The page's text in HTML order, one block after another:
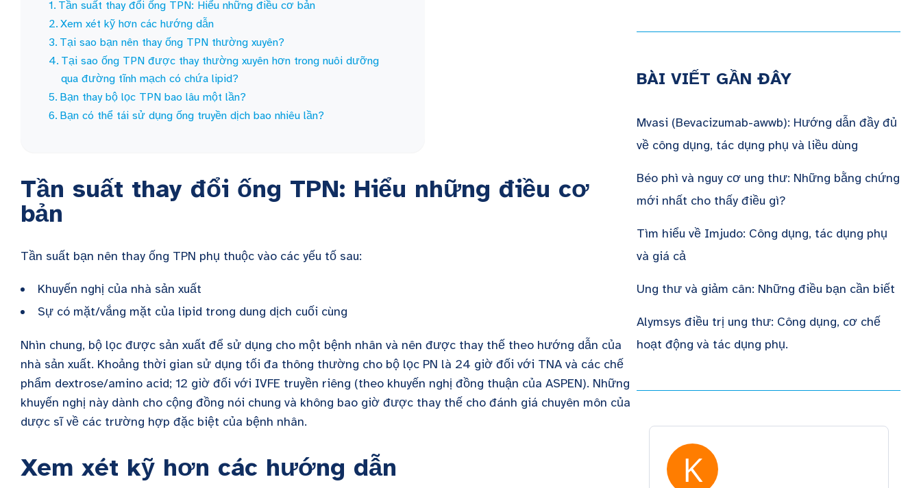
Tần suất thay đổi ống TPN: Hiểu những điều cơ bản
Xem xét kỹ hơn các hướng dẫn
Tại sao bạn nên thay ống TPN thường xuyên?
Tại sao ống TPN được thay thường xuyên hơn trong nuôi dưỡng
qua đường tĩnh mạch có chứa lipid?
Bạn thay bộ lọc TPN bao lâu một lần?
Bạn có thể tái sử dụng ống truyền dịch bao nhiêu lần?
Tần suất thay đổi ống TPN: Hiểu những điều cơ
bản
Tần suất bạn nên thay ống TPN phụ thuộc vào các yếu tố sau:
Khuyến nghị của nhà sản xuất
Sự có mặt/vắng mặt của lipid trong dung dịch cuối cùng
Nhìn chung, bộ lọc được sản xuất để sử dụng cho một bệnh nhân và nên được thay thế theo hướng dẫn của
nhà sản xuất. Khoảng thời gian sử dụng tối đa thông thường cho bộ lọc PN là 24 giờ đối với TNA và các chế
phẩm dextrose/amino acid; 12 giờ đối với IVFE truyền riêng (theo khuyến nghị đồng thuận của ASPEN). Những
khuyến nghị này dành cho cộng đồng nói chung và không bao giờ được thay thế cho đánh giá chuyên môn của
dược sĩ về các trường hợp đặc biệt của bệnh nhân.
Xem xét kỹ hơn các hướng dẫn
BÀI VIẾT GẦN ĐÂY
Mvasi (Bevacizumab-awwb): Hướng dẫn đầy đủ
về công dụng, tác dụng phụ và liều dùng
Béo phì và nguy cơ ung thư: Những bằng chứng
mới nhất cho thấy điều gì?
Tìm hiểu về Imjudo: Công dụng, tác dụng phụ
và giá cả
Ung thư và giảm cân: Những điều bạn cần biết
Alymsys điều trị ung thư: Công dụng, cơ chế
hoạt động và tác dụng phụ.